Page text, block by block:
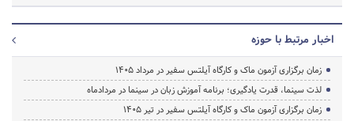
اخبار مرتبط با حوزه
زمان برگزاری آزمون ماک و کارگاه آیلتس سفیر در مرداد 1405
لذت سینما، قدرت یادگیری؛ برنامه آموزش زبان در سینما در مردادماه
زمان برگزاری آزمون ماک و کارگاه آیلتس سفیر در تیر 1405